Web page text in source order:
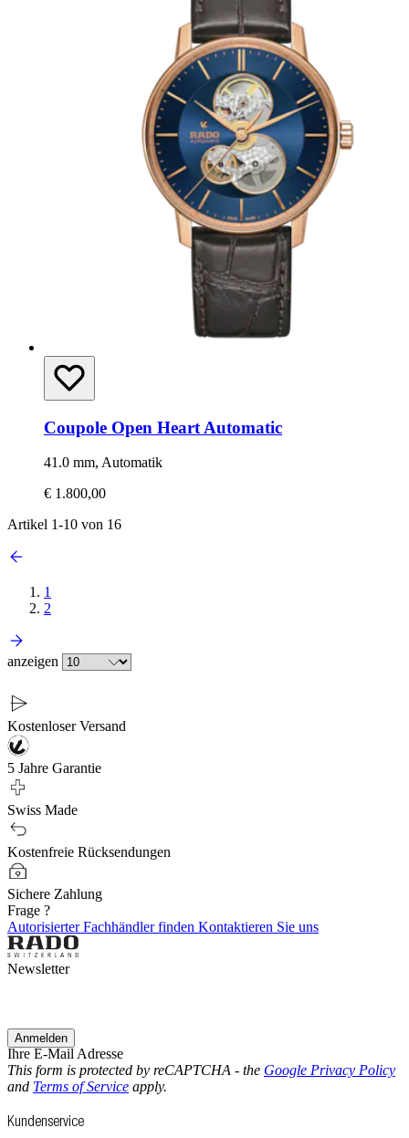
Coupole Open Heart Automatic
41.0 mm, Automatik
€ 1.800,00
Artikel 1-10 von 16
1
2
anzeigen
Kostenloser Versand
5 Jahre Garantie
Swiss Made
Kostenfreie Rücksendungen
Sichere Zahlung
Frage ?
Autorisierter Fachhändler finden Kontaktieren Sie uns
Newsletter
Ihre E-Mail Adresse
Anmelden
This form is protected by reCAPTCHA - the Google Privacy Policy
and Terms of Service apply.
Kundenservice